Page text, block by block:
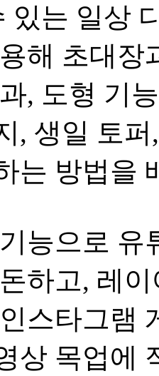
있는 일상
해 초대장
, 도형 기
, 생일 토
는 방법을
능으로 유
하고, 레
스타그램
상 목업에